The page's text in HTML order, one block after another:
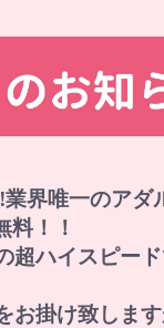
界唯一のア
料！！
超ハイスピー
掛け致しま